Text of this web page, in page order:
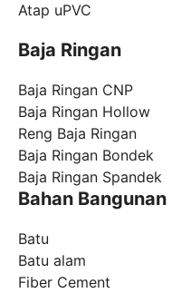
Atap uPVC
Baja Ringan
Baja Ringan CNP
Baja Ringan Hollow
Reng Baja Ringan
Baja Ringan Bondek
Baja Ringan Spandek
Bahan Bangunan
Batu
Batu alam
Fiber Cement